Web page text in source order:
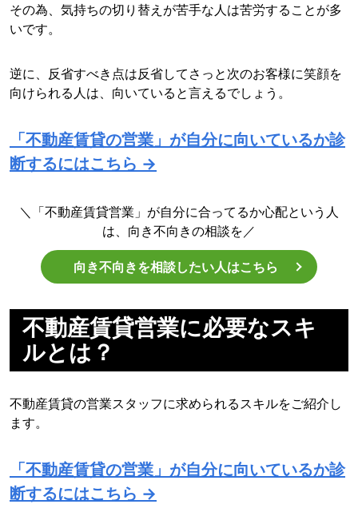
その為、気持ちの切り替えが苦手な人は苦労することが多
いです。
逆に、反省すべき点は反省してさっと次のお客様に笑顔を
向けられる人は、向いていると言えるでしょう。
「不動産賃貸の営業」が自分に向いているか診
断するにはこちら →
＼「不動産賃貸営業」が自分に合ってるか心配という人
は、向き不向きの相談を／
向き不向きを相談したい人はこちら
不動産賃貸営業に必要なスキ
ルとは？
不動産賃貸の営業スタッフに求められるスキルをご紹介し
ます。
「不動産賃貸の営業」が自分に向いているか診
断するにはこちら →